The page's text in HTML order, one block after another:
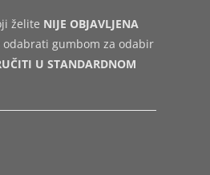
želite NIJE OBJAVLJENA
odabrati gumbom za odabir
U STANDARDNOM